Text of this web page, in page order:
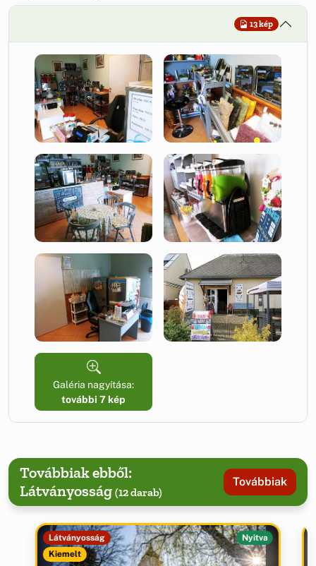
13 kép
Galéria nagyítása:
további 7 kép
Továbbiak ebből:
Látványosság (12 darab)
Továbbiak
Látványosság
Kiemelt
Nyitva